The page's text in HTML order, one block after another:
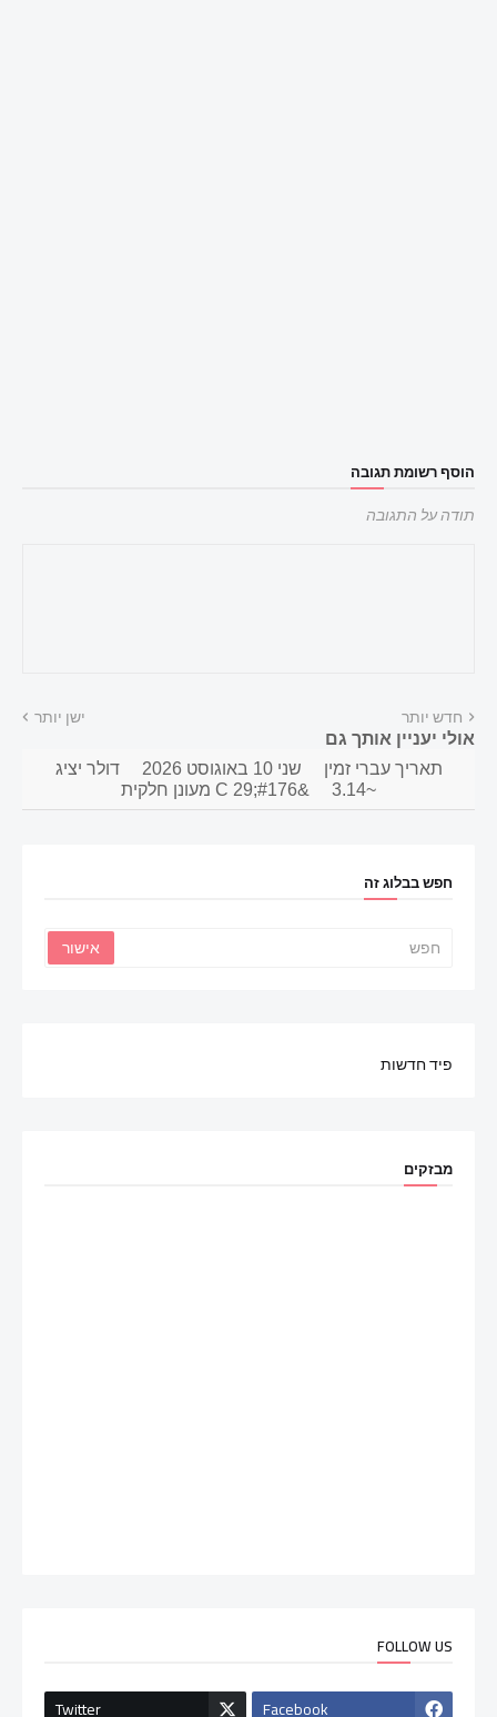
הוסף רשומת תגובה
תודה על התגובה
חדש יותר ישן יותר
אולי יעניין אותך גם
תאריך עברי זמין שני 10 באוגוסט 2026
דולר יציג
~3.14
&#176;C 29 מעונן חלקית
חפש בבלוג זה
פיד חדשות
מבזקים
FOLLOW US
Facebook
Twitter